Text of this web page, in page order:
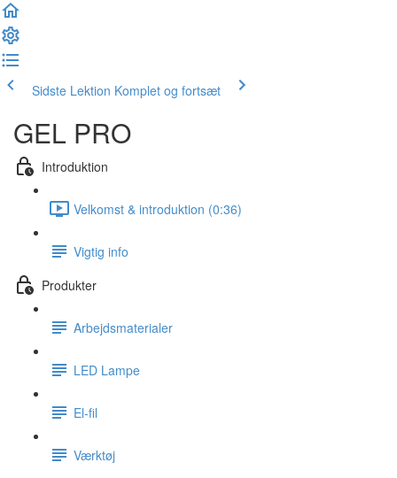
Sidste Lektion Komplet og fortsæt
GEL PRO
Introduktion
Velkomst & introduktion (0:36)
Vigtig info
Produkter
Arbejdsmaterialer
LED Lampe
El-fil
Værktøj